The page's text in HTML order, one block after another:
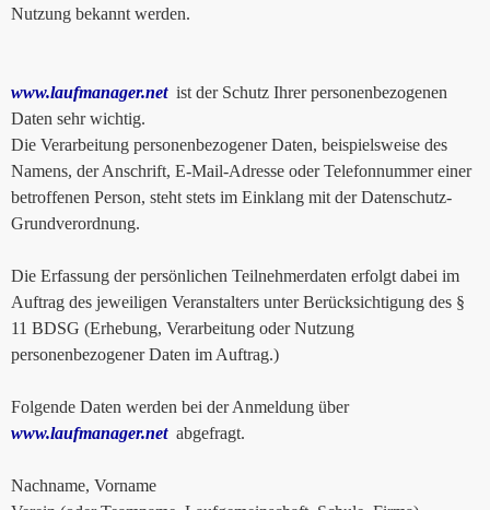
Nutzung bekannt werden.
www.laufmanager.netist der Schutz Ihrer personenbezogenen
Daten sehr wichtig.
Die Verarbeitung personenbezogener Daten, beispielsweise des
Namens, der Anschrift, E-Mail-Adresse oder Telefonnummer einer
betroffenen Person, steht stets im Einklang mit der Datenschutz-
Grundverordnung.
Die Erfassung der persönlichen Teilnehmerdaten erfolgt dabei im
Auftrag des jeweiligen Veranstalters unter Berücksichtigung des §
11 BDSG (Erhebung, Verarbeitung oder Nutzung
personenbezogener Daten im Auftrag.)
Folgende Daten werden bei der Anmeldung über
www.laufmanager.netabgefragt.
Nachname, Vorname